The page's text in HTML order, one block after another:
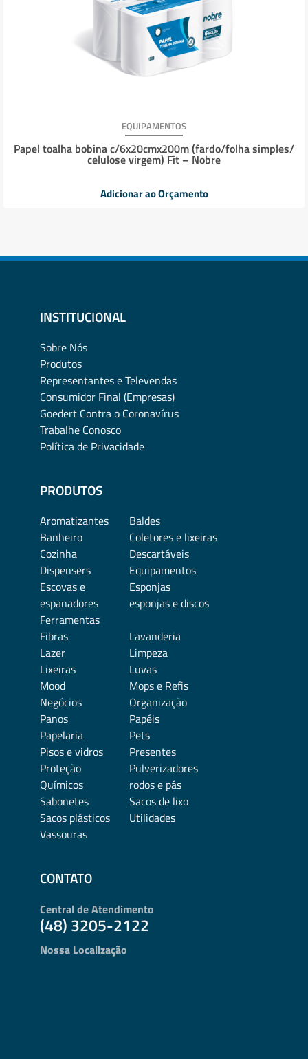
EQUIPAMENTOS
Papel toalha bobina c/6x20cmx200m (fardo/folha simples/
celulose virgem) Fit – Nobre
Adicionar ao Orçamento
INSTITUCIONAL
Sobre Nós
Produtos
Representantes e Televendas
Consumidor Final (Empresas)
Goedert Contra o Coronavírus
Trabalhe Conosco
Política de Privacidade
PRODUTOS
Aromatizantes
Baldes
Banheiro
Coletores e lixeiras
Cozinha
Descartáveis
Dispensers
Equipamentos
Escovas e
espanadores
Esponjas
esponjas e discos
Ferramentas
Fibras
Lavanderia
Lazer
Limpeza
Lixeiras
Luvas
Mood
Mops e Refis
Negócios
Organização
Panos
Papéis
Papelaria
Pets
Pisos e vidros
Presentes
Proteção
Pulverizadores
Químicos
rodos e pás
Sabonetes
Sacos de lixo
Sacos plásticos
Utilidades
Vassouras
CONTATO
Central de Atendimento
(48) 3205-2122
Nossa Localização